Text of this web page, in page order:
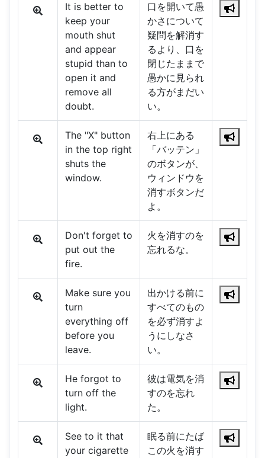
It is better to
keep your
mouth shut
and appear
stupid than to
open it and
remove all
doubt.
口を開いて愚
かさについて
疑問を解消す
るより、口を
閉じたままで
愚かに見られ
る方がまだい
い。
The "X" button
in the top right
shuts the
window.
右上にある
「バッテン」
のボタンが、
ウィンドウを
消すボタンだ
よ。
Don't forget to
put out the
fire.
火を消すのを
忘れるな。
Make sure you
turn
everything off
before you
leave.
出かける前に
すべてのもの
を必ず消すよ
うにしなさ
い。
He forgot to
turn off the
light.
彼は電気を消
すのを忘れ
た。
See to it that
your cigarette
眠る前にたば
この火を消す